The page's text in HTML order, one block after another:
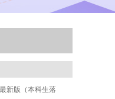
新版（本科生落